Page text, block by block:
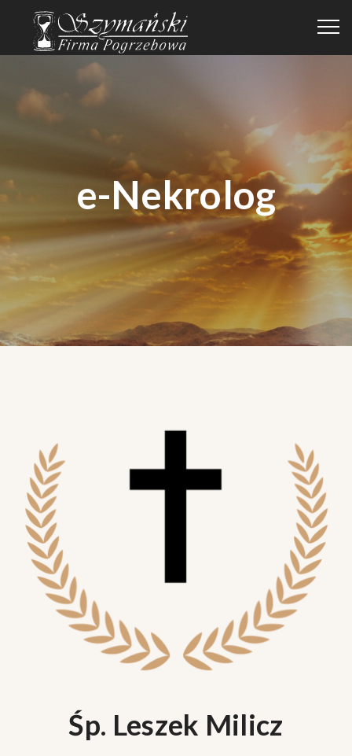
e-Nekrolog
Śp. Leszek Milicz